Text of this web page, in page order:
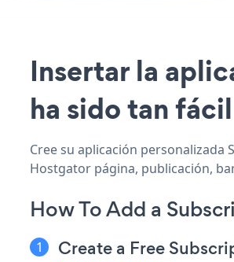
Insertar la
ha sido tan fácil
Cree su aplicación personalizada
Hostgator página, publicación,
How To Add a
Create a Free